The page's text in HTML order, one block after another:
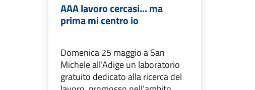
AAA lavoro cercasi… ma
prima mi centro io
Domenica 25 maggio a San
Michele all’Adige un laboratorio
gratuito dedicato alla ricerca del